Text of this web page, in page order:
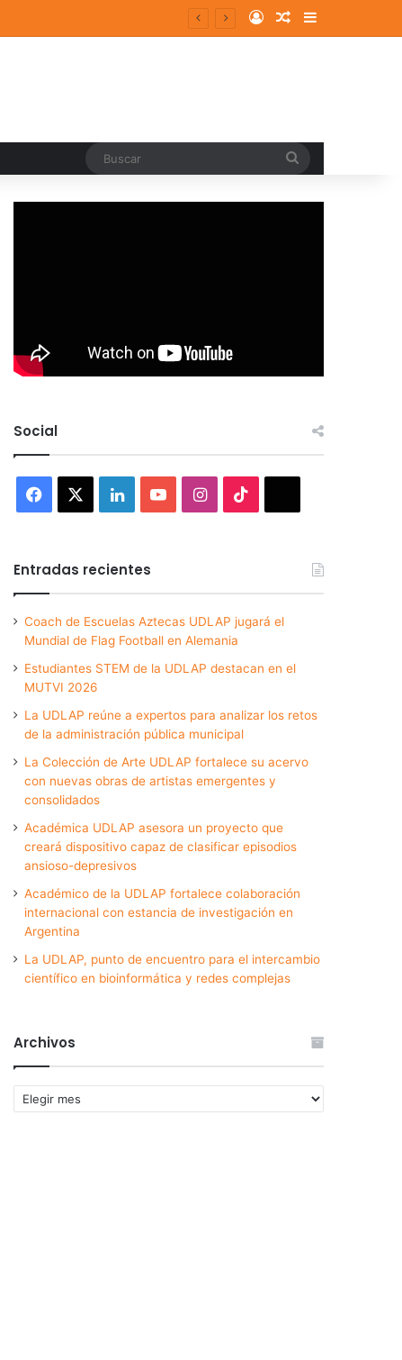
Log InRandom Article
Sidebar
Social
Facebook LinkedInYouTubeInstagram
Entradas recientes
Coach de Escuelas Aztecas UDLAP jugará el
Mundial de Flag Football en Alemania
Estudiantes STEM de la UDLAP destacan en el
MUTVI 2026
La UDLAP reúne a expertos para analizar los retos
de la administración pública municipal
La Colección de Arte UDLAP fortalece su acervo
con nuevas obras de artistas emergentes y
consolidados
Académica UDLAP asesora un proyecto que
creará dispositivo capaz de clasificar episodios
ansioso-depresivos
Académico de la UDLAP fortalece colaboración
internacional con estancia de investigación en
Argentina
La UDLAP, punto de encuentro para el intercambio
científico en bioinformática y redes complejas
Archivos
Archivos